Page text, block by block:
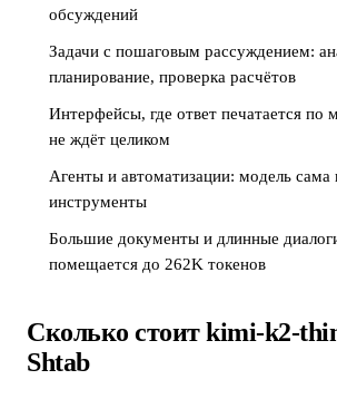
обсуждений
Задачи с пошаговым рассуждением:
планирование, проверка расчётов
Интерфейсы, где ответ печатается по
не ждёт целиком
Агенты и автоматизации: модель
инструменты
Большие документы и длинные
помещается до 262K токенов
Сколько стоит kimi-k2-
Shtab